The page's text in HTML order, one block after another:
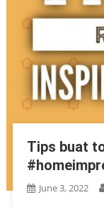
Tips buat
June 3, 2022